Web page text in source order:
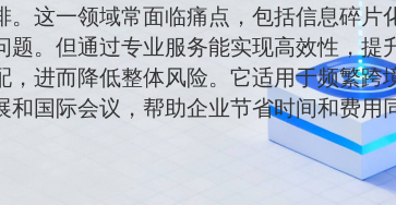
。这一领域常面临痛点，包括信息碎片
题。但通过专业服务能实现高效性，提
，进而降低整体风险。它适用于频繁跨
和国际会议，帮助企业节省时间和费用